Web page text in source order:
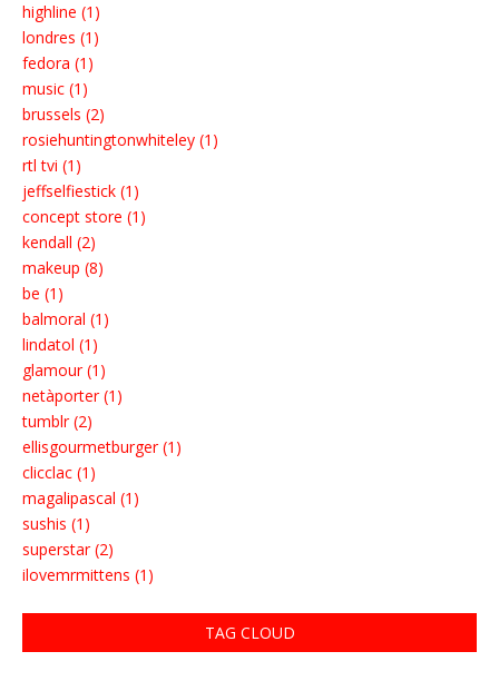
highline (1)
londres (1)
fedora (1)
music (1)
brussels (2)
rosiehuntingtonwhiteley (1)
rtl tvi (1)
jeffselfiestick (1)
concept store (1)
kendall (2)
makeup (8)
be (1)
balmoral (1)
lindatol (1)
glamour (1)
netàporter (1)
tumblr (2)
ellisgourmetburger (1)
clicclac (1)
magalipascal (1)
sushis (1)
superstar (2)
ilovemrmittens (1)
TAG CLOUD